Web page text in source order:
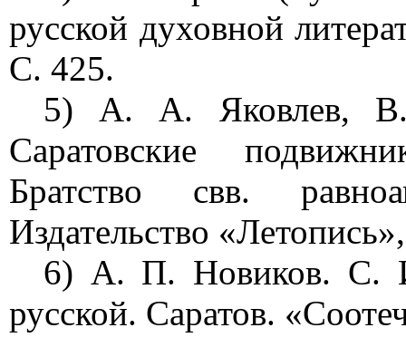
русской духовной
С. 425.
5) А. А. Яковлев,
Саратовские
Братство свв.
Издательство
6) А. П. Новиков. С.
русской. Саратов.